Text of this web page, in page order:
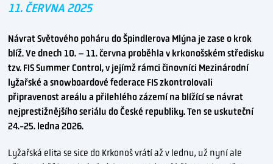
11. ČERVNA 2025
Návrat Světového poháru do Špindlerova Mlýna je zase o krok
blíž. Ve dnech 10. – 11. června proběhla v krkonošském středisku
tzv. FIS Summer Control, v jejímž rámci činovníci Mezinárodní
lyžařské a snowboardové federace FIS zkontrolovali
připravenost areálu a přilehlého zázemí na blížící se návrat
nejprestižnějšího seriálu do České republiky. Ten se uskuteční
24.-25. ledna 2026.
Lyžařská elita se sice do Krkonoš vrátí až v lednu, už nyní ale